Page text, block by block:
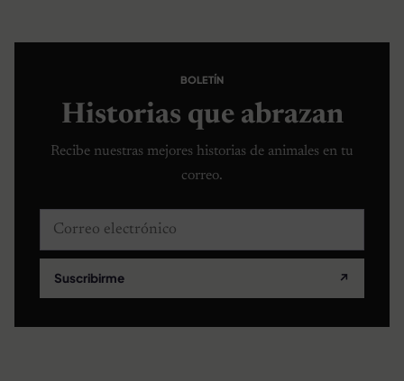
BOLETÍN
Historias que abrazan
Recibe nuestras mejores historias de animales en tu
correo.
Correo electrónico
Suscribirme ↗